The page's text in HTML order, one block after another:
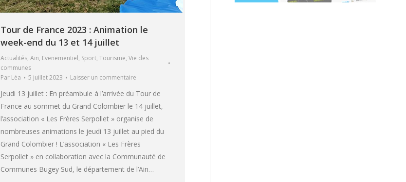
Tour de France 2023 : Animation le
week-end du 13 et 14 juillet
Actualités, Ain, Evenementiel, Sport, Tourisme, Vie des
communes
Par Léa 5 juillet 2023 Laisser un commentaire
Jeudi 13 juillet : En préambule à l’arrivée du Tour de
France au sommet du Grand Colombier le 14 juillet,
l’association « Les Frères Serpollet » organise de
nombreuses animations le jeudi 13 juillet au pied du
Grand Colombier ! L’association « Les Frères
Serpollet » en collaboration avec la Communauté de
Communes Bugey Sud, le département de l’Ain…